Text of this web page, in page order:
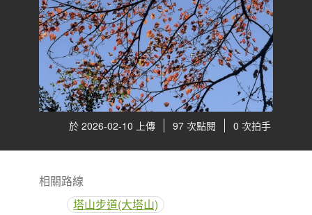
於 2026-02-10 上傳 97 次點閱 0 次拍手
相關路線
塔山步道(大塔山)